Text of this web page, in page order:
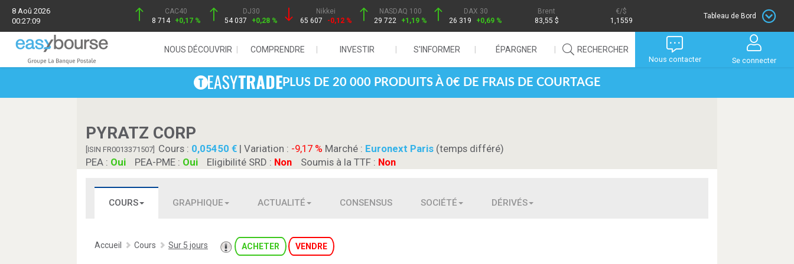
8 Aoû 2026
00:27:09
CAC40
8 714 +0,17 %
DJ30
54 037
+0,28 %
Nikkei
65 607
-0,12 %
NASDAQ 100
29 722
+1,19 %
DAX 30
26 319
+0,69 %
Brent
83,55 $
/$
1,1559
Tableau de Bord
NOUS DÉCOUVRIR COMPRENDRE INVESTIR S'INFORMER ÉPARGNER RECHERCHER
Nous contacter Se connecter
PLUS DE 20 000 PRODUITS À 0€ DE FRAIS DE COURTAGE
PYRATZ CORP
[ISIN FR0013371507] Cours : 0,05450 | Variation : -9,17 % Marché : Euronext Paris (temps différé)
PEA : Oui PEA-PME : Oui Eligibilité SRD : Non Soumis à la TTF : Non
COURS GRAPHIQUE ACTUALITÉ CONSENSUS SOCIÉTÉ DÉRIVÉS
Accueil Cours Sur 5 jours ACHETER VENDRE